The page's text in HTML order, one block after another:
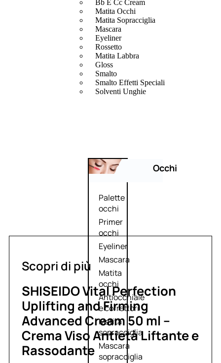
Bb E Cc Cream
Matita Occhi
Matita Sopracciglia
Mascara
Eyeliner
Rossetto
Matita Labbra
Gloss
Smalto
Smalto Effetti Speciali
Solventi Unghie
Occhi
Palette
occhi
Primer
occhi
Eyeliner
Mascara
Matita
occhi
Antiocchiaie
e correttori
Matita
sopracciglia
Mascara
sopracciglia
Scopri di più
SHISEIDO Vital Perfection
Uplifting and Firming
Advanced Cream 50 ml –
Crema Viso Antietà Liftante e
Rassodante